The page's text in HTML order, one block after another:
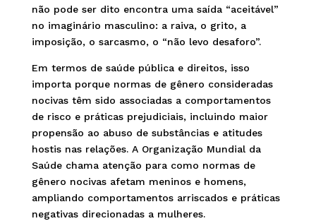
não pode ser dito encontra uma saída “aceitável”
no imaginário masculino: a raiva, o grito, a
imposição, o sarcasmo, o “não levo desaforo”.
Em termos de saúde pública e direitos, isso
importa porque normas de gênero consideradas
nocivas têm sido associadas a comportamentos
de risco e práticas prejudiciais, incluindo maior
propensão ao abuso de substâncias e atitudes
hostis nas relações. A Organização Mundial da
Saúde chama atenção para como normas de
gênero nocivas afetam meninos e homens,
ampliando comportamentos arriscados e práticas
negativas direcionadas a mulheres.